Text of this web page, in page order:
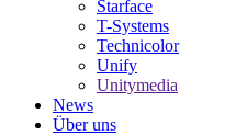
Starface
T-Systems
Technicolor
Unify
Unitymedia
News
Über uns